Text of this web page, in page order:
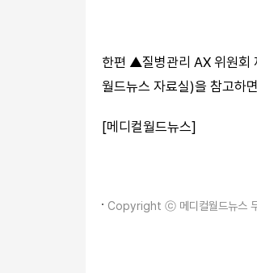
한편 ▲질병관리 AX 위원회
월드뉴스 자료실)을 참고하
[메디컬월드뉴스]
Copyright ⓒ 메디컬월드뉴스